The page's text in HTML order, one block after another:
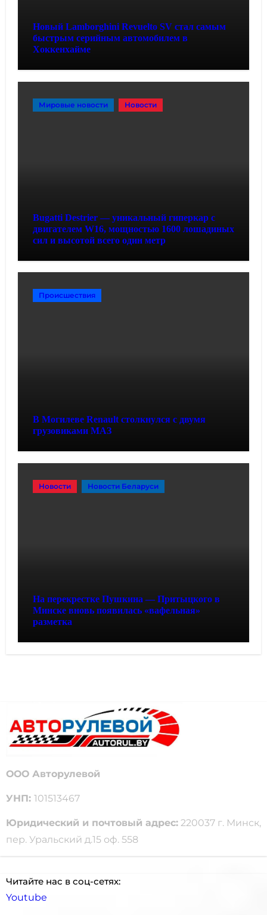
Новый Lamborghini Revuelto SV стал самым
быстрым серийным автомобилем в
Хоккенхайме
Мировые новости Новости
Bugatti Destrier — уникальный гиперкар с
двигателем W16, мощностью 1600 лошадиных
сил и высотой всего один метр
Происшествия
В Могилеве Renault столкнулся с двумя
грузовиками МАЗ
Новости Новости Беларуси
На перекрестке Пушкина — Притыцкого в
Минске вновь появилась «вафельная»
разметка
ООО Авторулевой
УНП: 101513467
Юридический и почтовый адрес:220037 г. Минск,
пер. Уральский д.15 оф. 558
Читайте нас в соц-сетях:
Youtube